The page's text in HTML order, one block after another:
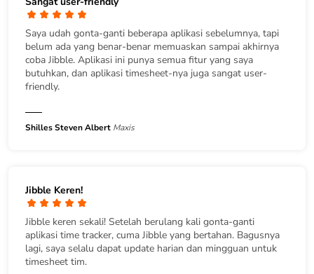
Saya udah gonta-ganti beberapa aplikasi sebelumnya, tapi
belum ada yang benar-benar memuaskan sampai akhirnya
coba Jibble. Aplikasi ini punya semua fitur yang saya
butuhkan, dan aplikasi timesheet-nya juga sangat user-
friendly.
Shilles Steven Albert Maxis
Jibble Keren!
Jibble keren sekali! Setelah berulang kali gonta-ganti
aplikasi time tracker, cuma Jibble yang bertahan. Bagusnya
lagi, saya selalu dapat update harian dan mingguan untuk
timesheet tim.